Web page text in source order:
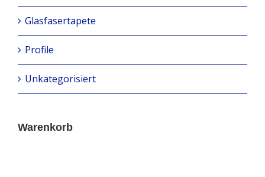
Glasfasertapete
Profile
Unkategorisiert
Warenkorb